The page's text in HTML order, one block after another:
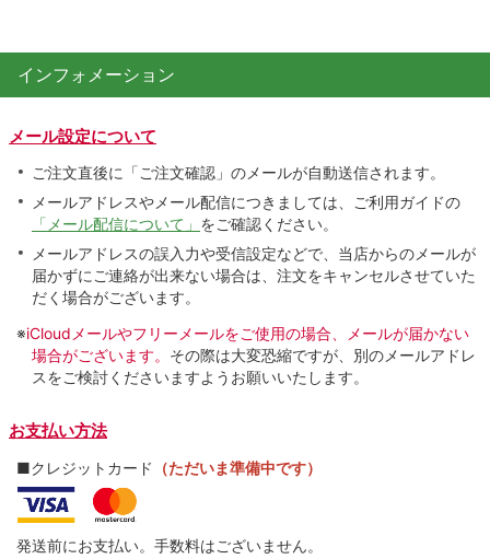
インフォメーション
メール設定について
ご注文直後に「ご注文確認」のメールが自動送信されます。
メールアドレスやメール配信につきましては、ご利用ガイドの
「メール配信について」 をご確認ください。
メールアドレスの誤入力や受信設定などで、当店からのメールが
届かずにご連絡が出来ない場合は、注文をキャンセルさせていた
だく場合がございます。
※iCloudメールやフリーメールをご使用の場合、メールが届かない
場合がございます。 その際は大変恐縮ですが、別のメールアドレ
スをご検討くださいますようお願いいたします。
お支払い方法
■クレジットカード （ただいま準備中です）
発送前にお支払い。手数料はございません。